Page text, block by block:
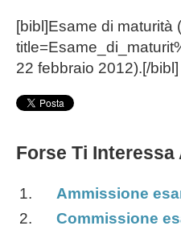
[bibl]Esame di maturità
22 febbraio 2012).[/bibl]
Forse Ti Interessa
Ammissione
Commissione